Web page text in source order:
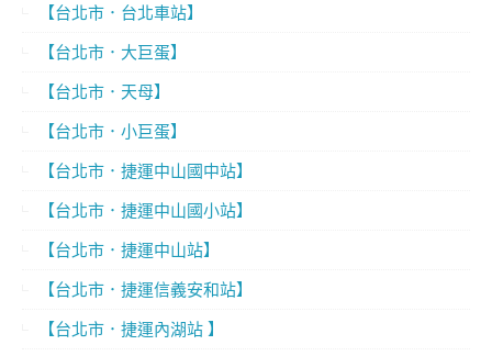
【台北市．台北車站】
【台北市．大巨蛋】
【台北市．天母】
【台北市．小巨蛋】
【台北市．捷運中山國中站】
【台北市．捷運中山國小站】
【台北市．捷運中山站】
【台北市．捷運信義安和站】
【台北市．捷運內湖站 】